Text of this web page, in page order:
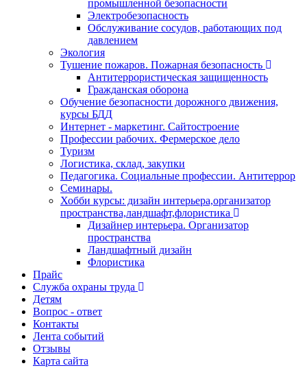
промышленной безопасности
Электробезопасность
Обслуживание сосудов, работающих под
давлением
Экология
Тушение пожаров. Пожарная безопасность
Антитеррористическая защищенность
Гражданская оборона
Обучение безопасности дорожного движения,
курсы БДД
Интернет - маркетинг. Сайтостроение
Профессии рабочих. Фермерское дело
Туризм
Логистика, склад, закупки
Педагогика. Социальные профессии. Антитеррор
Семинары.
Хобби курсы: дизайн интерьера,организатор
пространства,ландшафт,флористика
Дизайнер интерьера. Организатор
пространства
Ландшафтный дизайн
Флористика
Прайс
Служба охраны труда
Детям
Вопрос - ответ
Контакты
Лента событий
Отзывы
Карта сайта